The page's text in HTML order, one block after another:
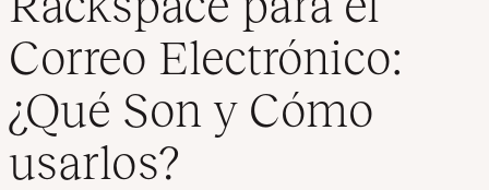
Correo Electrónico:
¿Qué Son y Cómo
usarlos?